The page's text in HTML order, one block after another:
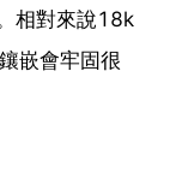
相對來說18k
嵌會牢固很